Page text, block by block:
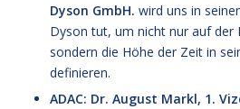
Dyson GmbH. wird uns in
Dyson tut, um nicht nur auf der
sondern die Höhe der Zeit in
definieren.
ADAC: Dr. August Markl, 1.